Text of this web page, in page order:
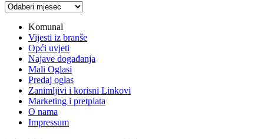
Arhiva
Komunal
Vijesti iz branše
Opći uvjeti
Najave događanja
Mali Oglasi
Predaj oglas
Zanimljivi i korisni Linkovi
Marketing i pretplata
O nama
Impressum